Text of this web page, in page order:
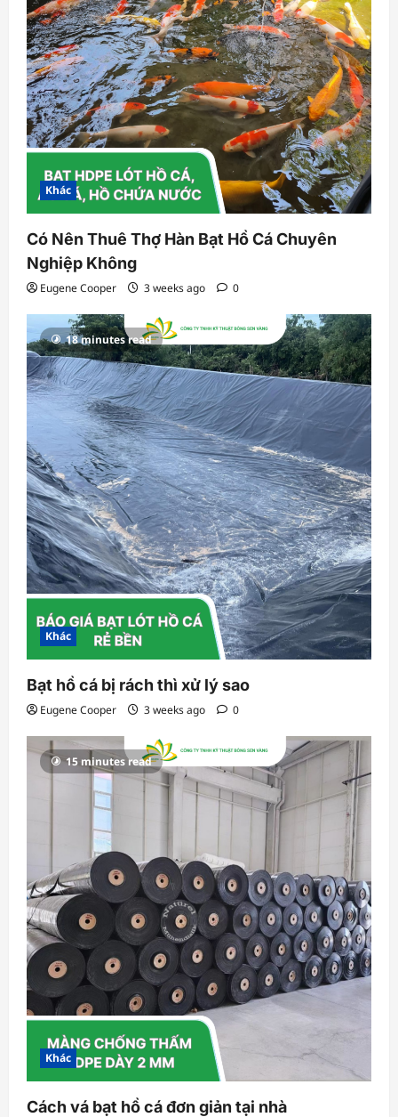
Khác
Có Nên Thuê Thợ Hàn Bạt Hồ Cá Chuyên
Nghiệp Không
Eugene Cooper 3 weeks ago 0
18 minutes read
Khác
Bạt hồ cá bị rách thì xử lý sao
Eugene Cooper 3 weeks ago 0
15 minutes read
Khác
Cách vá bạt hồ cá đơn giản tại nhà